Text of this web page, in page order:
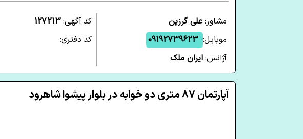
مشاور: علی گرزین
موبایل: 09192739623
آژانس: ایران ملک
کد آگهی: 127213
کد دفتری:
آپارتمان 87 متری دو خوابه در بلوار پیشوا شاهرود